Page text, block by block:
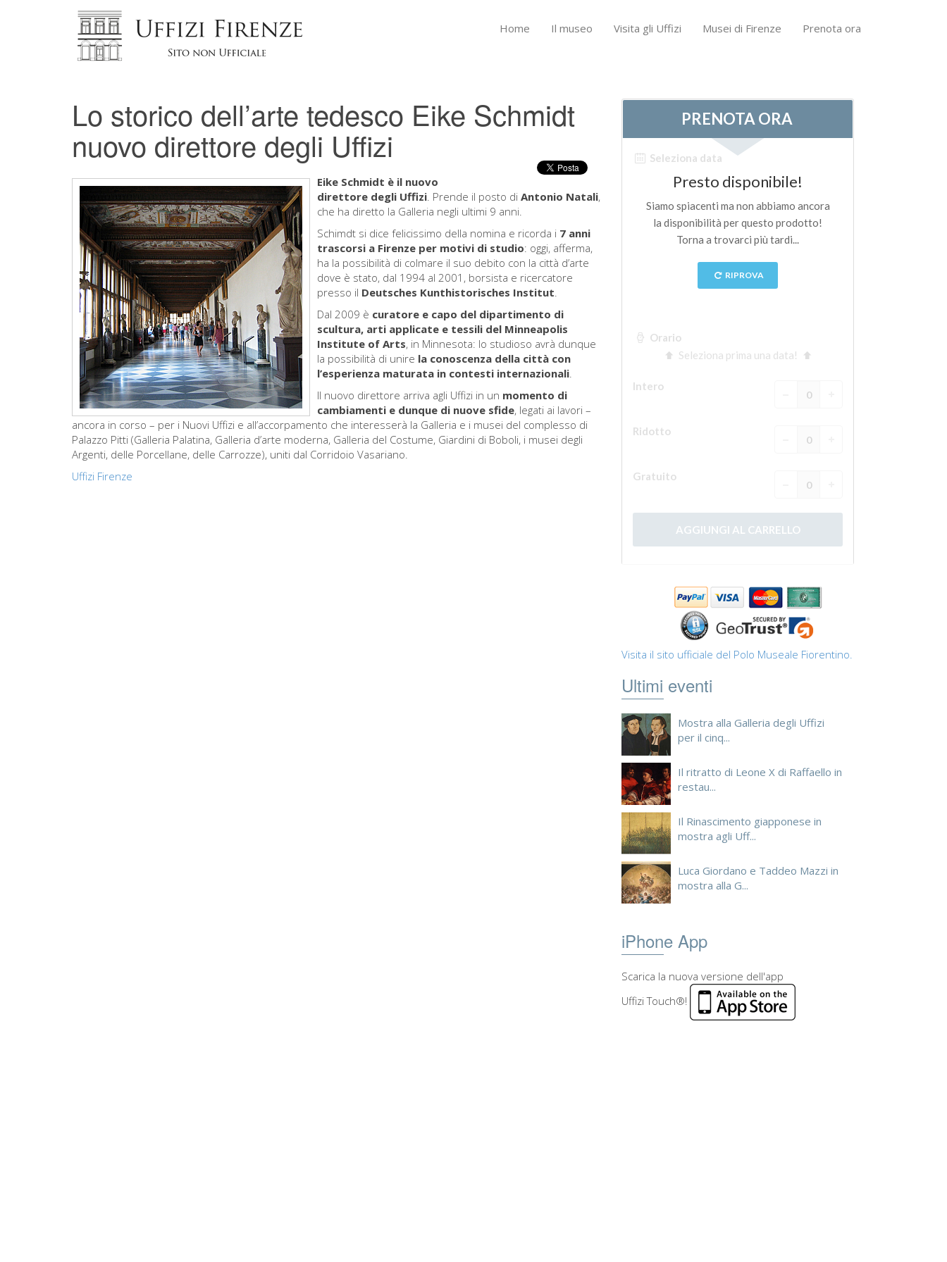
Home Il museo Visita gli Uffizi Musei di Firenze Prenota ora
Lo storico dell’arte tedesco Eike Schmidt
nuovo direttore degli Uffizi
Eike Schmidt è il nuovo
direttore degli Uffizi. Prende il posto di Antonio Natali,
che ha diretto la Galleria negli ultimi 9 anni.
Schimdt si dice felicissimo della nomina e ricorda i 7 anni
trascorsi a Firenze per motivi di studio: oggi, afferma,
ha la possibilità di colmare il suo debito con la città d’arte
dove è stato, dal 1994 al 2001, borsista e ricercatore
presso il Deutsches Kunthistorisches Institut.
Dal 2009 è curatore e capo del dipartimento di
scultura, arti applicate e tessili del Minneapolis
Institute of Arts, in Minnesota: lo studioso avrà dunque
la possibilità di unire la conoscenza della città con
l’esperienza maturata in contesti internazionali.
Il nuovo direttore arriva agli Uffizi in un momento di
cambiamenti e dunque di nuove sfide, legati ai lavori –
ancora in corso – per i Nuovi Uffizi e all’accorpamento che interesserà la Galleria e i musei del complesso di
Palazzo Pitti (Galleria Palatina, Galleria d’arte moderna, Galleria del Costume, Giardini di Boboli, i musei degli
Argenti, delle Porcellane, delle Carrozze), uniti dal Corridoio Vasariano.
Uffizi Firenze
Visita il sito ufficiale del Polo Museale Fiorentino.
Ultimi eventi
Mostra alla Galleria degli Uffizi
per il cinq...
Il ritratto di Leone X di Raffaello in
restau...
Il Rinascimento giapponese in
mostra agli Uff...
Luca Giordano e Taddeo Mazzi in
mostra alla G...
iPhone App
Scarica la nuova versione dell'app
Uffizi Touch®!